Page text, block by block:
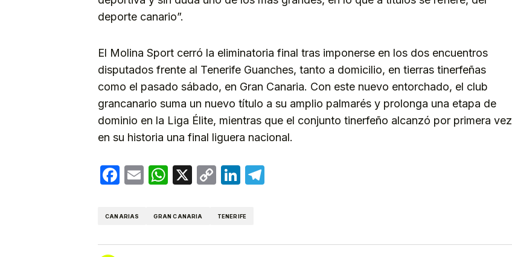
deporte canario”.
El Molina Sport cerró la eliminatoria final tras imponerse en los dos encuentros
disputados frente al Tenerife Guanches, tanto a domicilio, en tierras tinerfeñas
como el pasado sábado, en Gran Canaria. Con este nuevo entorchado, el club
grancanario suma un nuevo título a su amplio palmarés y prolonga una etapa de
dominio en la Liga Élite, mientras que el conjunto tinerfeño alcanzó por primera vez
en su historia una final liguera nacional.
Facebook
EmailWhatsApp
X
CopyLinkedIn
CANARIAS GRAN CANARIA TENERIFE